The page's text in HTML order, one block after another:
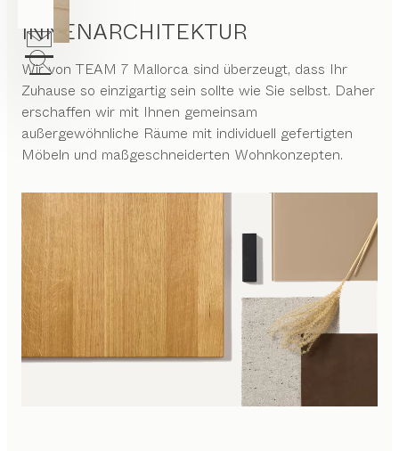
INNENARCHITEKTUR
Wir von TEAM 7 Mallorca sind überzeugt, dass Ihr
Zuhause so einzigartig sein sollte wie Sie selbst. Daher
erschaffen wir mit Ihnen gemeinsam
außergewöhnliche Räume mit individuell gefertigten
Möbeln und maßgeschneiderten Wohnkonzepten.